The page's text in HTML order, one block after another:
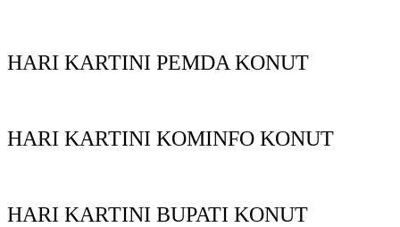
HARI KARTINI PEMDA KONUT
HARI KARTINI KOMINFO KONUT
HARI KARTINI BUPATI KONUT